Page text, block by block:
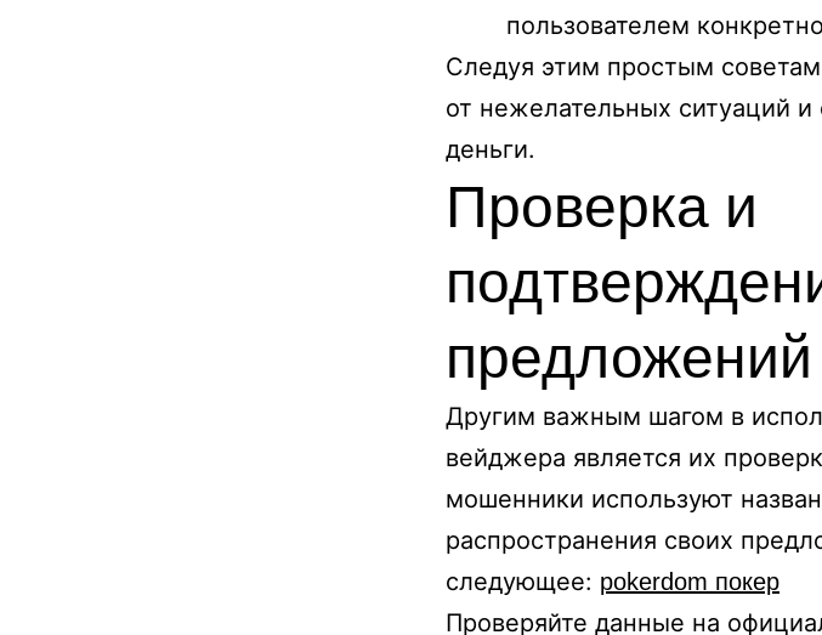
пользователем
Следуя этим простым
от нежелательных ситуаций
деньги.
Проверка и
предложений
Другим важным шагом в
вейджера является их
мошенники используют
распространения своих
следующее: pokerdom покер
Проверяйте данные на